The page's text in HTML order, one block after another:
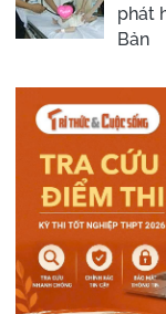
phát
Bản